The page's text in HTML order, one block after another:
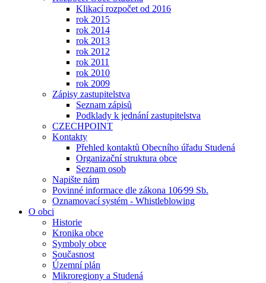
Klikací rozpočet od 2016
rok 2015
rok 2014
rok 2013
rok 2012
rok 2011
rok 2010
rok 2009
Zápisy zastupitelstva
Seznam zápisů
Podklady k jednání zastupitelstva
CZECHPOINT
Kontakty
Přehled kontaktů Obecního úřadu Studená
Organizační struktura obce
Seznam osob
Napište nám
Povinné informace dle zákona 106⁄99 Sb.
Oznamovací systém - Whistleblowing
O obci
Historie
Kronika obce
Symboly obce
Současnost
Územní plán
Mikroregiony a Studená